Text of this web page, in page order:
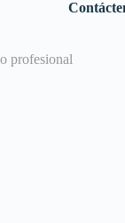
profesional